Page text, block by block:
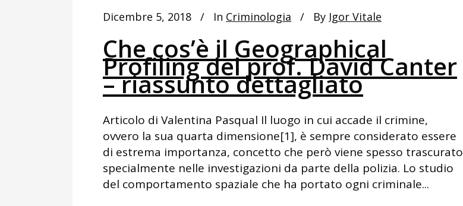
Dicembre 5, 2018 In Criminologia By Igor Vitale
Che cos’è il Geographical
Profiling del prof. David Canter
– riassunto dettagliato
Articolo di Valentina Pasqual Il luogo in cui accade il crimine,
ovvero la sua quarta dimensione[1], è sempre considerato essere
di estrema importanza, concetto che però viene spesso trascurato
specialmente nelle investigazioni da parte della polizia. Lo studio
del comportamento spaziale che ha portato ogni criminale...